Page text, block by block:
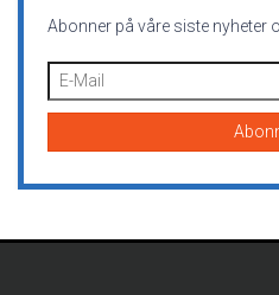
Abonner på våre siste nyheter